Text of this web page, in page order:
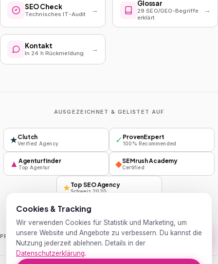
SEO Check
Technisches IT-Audit →
Glossar
29 SEO/GEO-Begriffe
erklärt
→
Kontakt
In 24 h Rückmeldung →
AUSGEZEICHNET & GELISTET AUF
★Clutch
Verified Agency ✓ ProvenExpert
100% Recommended
▲ Agenturfinder
Top Agentur ◆SEMrush Academy
Certified
★Top SEO Agency
Schweiz 2020
PRESSEHandelsblatt Wirtschaftswoche
Cookies & Tracking
Wir verwenden Cookies für Statistik und Marketing, um
unsere Website und Angebote zu verbessern. Du kannst die
Nutzung jederzeit ablehnen. Details in der
Datenschutzerklärung.